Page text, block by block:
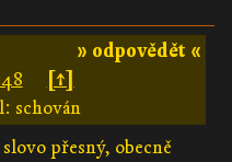
» odpovědět «
[↑]
schován
přesný, obecně